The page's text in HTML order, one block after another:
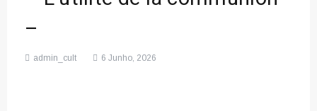
–
admin_cult 6 Junho, 2026